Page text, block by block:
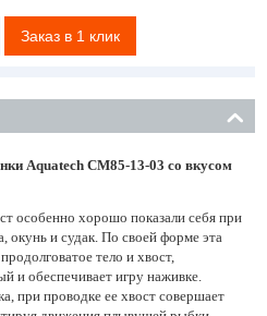
Заказ в 1 клик
Aquatech СМ85-13-03 со вкусом
особенно хорошо показали себя при
и судак. По своей форме эта
тело и хвост,
и обеспечивает игру наживке.
при проводке ее хвост совершает